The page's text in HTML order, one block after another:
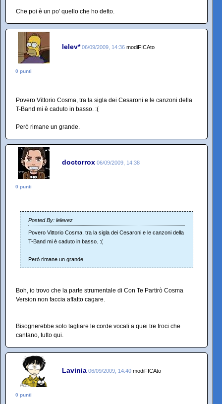
Che poi è un po' quello che ho detto.
lelev* 06/09/2009, 14:36 modiFICAto
0 punti
Povero Vittorio Cosma, tra la sigla dei Cesaroni e le canzoni della
T-Band mi è caduto in basso. :(
Però rimane un grande.
doctorrox 06/09/2009, 14:38
0 punti
Posted By: lelevez
Povero Vittorio Cosma, tra la sigla dei Cesaroni e le canzoni della
T-Band mi è caduto in basso. :(
Però rimane un grande.
Boh, io trovo che la parte strumentale di Con Te Partirò Cosma
Version non faccia affatto cagare.
Bisognerebbe solo tagliare le corde vocali a quei tre froci che
cantano, tutto qui.
Lavinia 06/09/2009, 14:40 modiFICAto
0 punti